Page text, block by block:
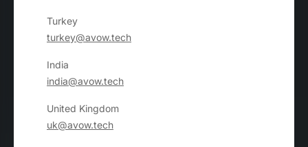
Turkey
turkey@avow.tech
India
india@avow.tech
United Kingdom
uk@avow.tech